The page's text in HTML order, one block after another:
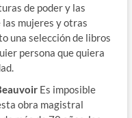
de poder y las
mujeres y otras
una selección de libros
persona que quiera
Es imposible
obra magistral